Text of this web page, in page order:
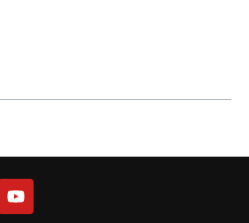
Y
o